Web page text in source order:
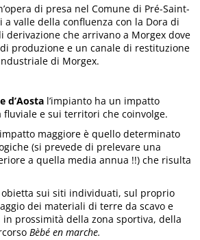
di presa nel Comune di Pré-Saint-
a valle della confluenza con la Dora di
derivazione che arrivano a Morgex dove
produzione e un canale di restituzione
di Morgex.
d’Aosta l’impianto ha un impatto
e sui territori che coinvolge.
maggiore è quello determinato
(si prevede di prelevare una
a quella media annua !!) che risulta
obietta sui siti individuati, sul proprio
dei materiali di terre da scavo e
prossimità della zona sportiva, della
Bèbé en marche.